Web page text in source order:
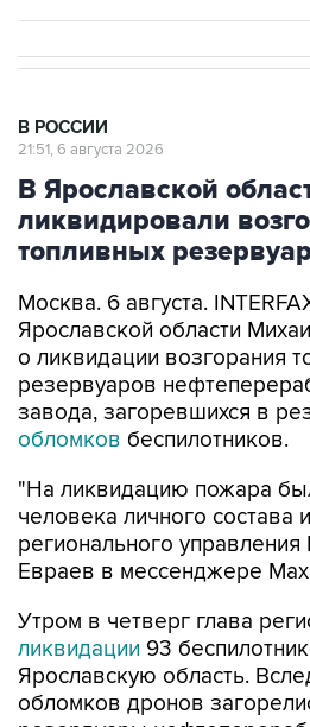
В РОССИИ
21:51, 6 августа 2026
В Ярославской
ликвидировали
топливных
Москва. 6 августа.
Ярославской области
о ликвидации возгорания
резервуаров
завода, загоревшихся в
обломков беспилотников.
"На ликвидацию пожара
человека личного состава
регионального
Евраев в мессенджере Мах
Утром в четверг глава
ликвидации 93
Ярославскую область.
обломков дронов